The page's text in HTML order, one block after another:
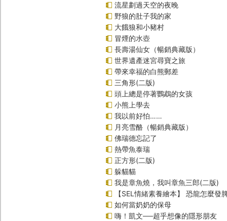
流星劃過天空的夜晚
野狼的肚子我的家
大餓狼和小豬村
冒煙的水壺
長壽湯仙女（暢銷典藏版）
世界遺產迷宮尋寶之旅
帶來幸福的白熊郵差
三角形(二版)
頭上總是停著鸚鵡的女孩
小熊上學去
我以前好怕……
月亮雪酪（暢銷典藏版）
佛瑞德忘記了
熱帶魚泰瑞
正方形(二版)
躲貓貓
我是章魚燒，我叫章魚三郎(二版)
【SEL情緒素養繪本】 恐龍怎麼發
如何當奶奶的保母
嗨！凱文──超乎想像的隱形朋友